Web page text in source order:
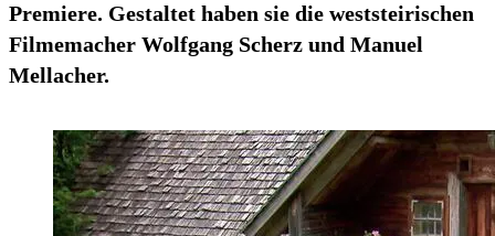
Premiere. Gestaltet haben sie die weststeirischen
Filmemacher Wolfgang Scherz und Manuel
Mellacher.